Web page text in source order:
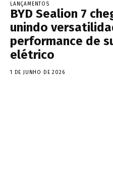
LANÇAMENTOS
BYD Sealion 7
unindo
performance de
elétrico
1 DE JUNHO DE 2026